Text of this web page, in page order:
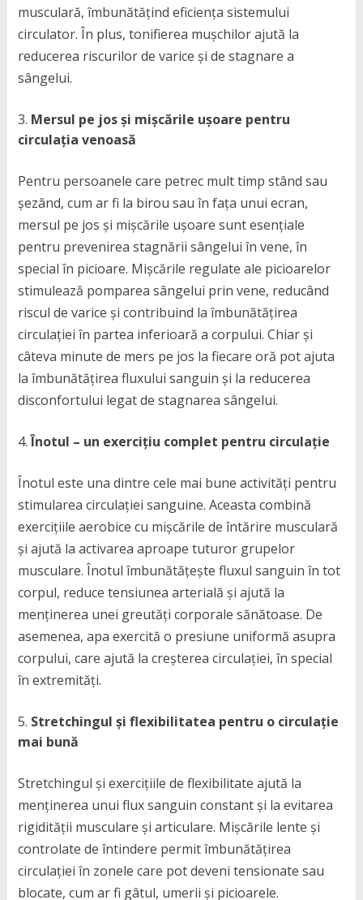
musculară, îmbunătățind eficiența sistemului
circulator. În plus, tonifierea mușchilor ajută la
reducerea riscurilor de varice și de stagnare a
sângelui.
Mersul pe jos și mișcările ușoare pentru
circulația venoasă
Pentru persoanele care petrec mult timp stând sau
șezând, cum ar fi la birou sau în fața unui ecran,
mersul pe jos și mișcările ușoare sunt esențiale
pentru prevenirea stagnării sângelui în vene, în
special în picioare. Mișcările regulate ale picioarelor
stimulează pomparea sângelui prin vene, reducând
riscul de varice și contribuind la îmbunătățirea
circulației în partea inferioară a corpului. Chiar și
câteva minute de mers pe jos la fiecare oră pot ajuta
la îmbunătățirea fluxului sanguin și la reducerea
disconfortului legat de stagnarea sângelui.
Înotul – un exercițiu complet pentru circulație
Înotul este una dintre cele mai bune activități pentru
stimularea circulației sanguine. Aceasta combină
exercițiile aerobice cu mișcările de întărire musculară
și ajută la activarea aproape tuturor grupelor
musculare. Înotul îmbunătățește fluxul sanguin în tot
corpul, reduce tensiunea arterială și ajută la
menținerea unei greutăți corporale sănătoase. De
asemenea, apa exercită o presiune uniformă asupra
corpului, care ajută la creșterea circulației, în special
în extremități.
Stretchingul și flexibilitatea pentru o circulație
mai bună
Stretchingul și exercițiile de flexibilitate ajută la
menținerea unui flux sanguin constant și la evitarea
rigidității musculare și articulare. Mișcările lente și
controlate de întindere permit îmbunătățirea
circulației în zonele care pot deveni tensionate sau
blocate, cum ar fi gâtul, umerii și picioarele.